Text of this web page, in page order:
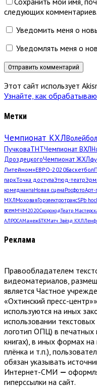
следующих комментариев.
Уведомить меня о
Уведомлять меня о
Этот сайт использует
Узнайте, как
Метки
Чемпионат КХЛВолейбол
ПучковаТНТЧемпионат ВХЛ
ДроздецкогоЧемпионат ЖХЛ
Литейном»ЕВРО-2020Баскетбол
паркТочка доступаЭтюд-театр
комедиантаНовая сценаРосфотоАрт-
МХЛМоховаяГорэлектротрансSPb
всемМЧМ2020СкороходТеатр
АЛРОСАМанежБТКМатч Звёзд КХЛ
Реклама
Правообладателем
видеоматериалов,
является Частное
«Охтинский пресс-
используются на иных
использовании
логотип ОПЦ) в печатных
книгах), в иных формах
плёнка и т.п.),
обязан указывать
Интернет-СМИ —
гиперссылки на сайт.